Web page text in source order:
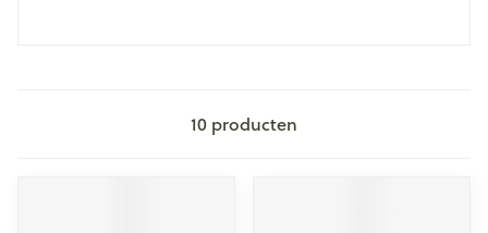
10 producten